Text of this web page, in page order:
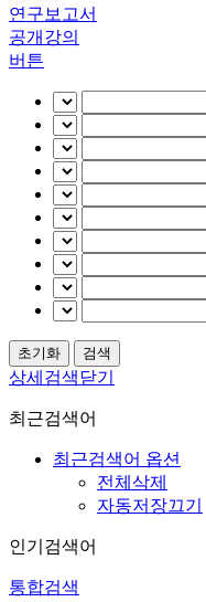
연구보고서
공개강의
버튼
상세검색닫기
최근검색어
최근검색어 옵션
전체삭제
자동저장끄기
인기검색어
통합검색